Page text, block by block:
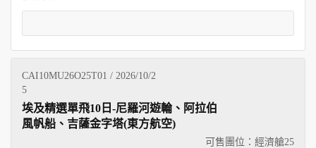
CAI10MU26O25T01 / 2026/10/2
5
可售團位：經濟艙25
埃及精選單飛10日-尼羅河遊輪、阿拉伯
風帆船、吉薩金字塔(東方航空)